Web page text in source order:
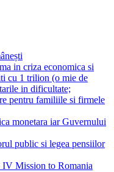
in criza economica si
cu 1 trilion (o mie de
in dificultate;
pentru familiile si firmele
monetara iar Guvernului
public si legea pensiilor
Mission to Romania